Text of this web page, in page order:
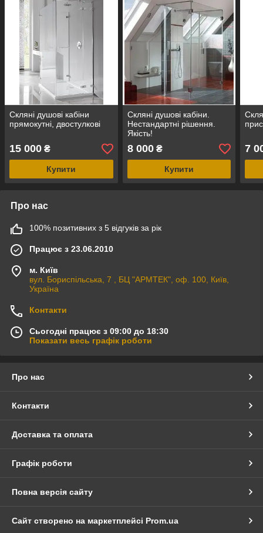
Скляні душові кабіни
прямокутні, двостулкові
15 000 ₴
Купити
Скляні душові кабіни.
Нестандартні рішення.
Якість!
8 000₴
Купити
7
Про нас
100% позитивних з 5 відгуків за рік
Працює з 23.06.2010
м. Київ
вул. Бориспільська, 7 , БЦ "АРМТЕК", оф. 100, Київ,
Україна
Контакти
Сьогодні працює з 09:00 до 18:30
Показати весь графік роботи
Про нас
Контакти
Доставка та оплата
Графік роботи
Повна версія сайту
Сайт створено на маркетплейсі Prom.ua